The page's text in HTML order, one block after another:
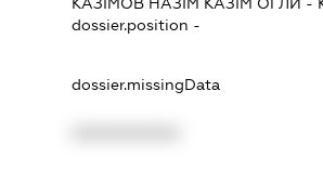
dossier.position -
dossier.missingData